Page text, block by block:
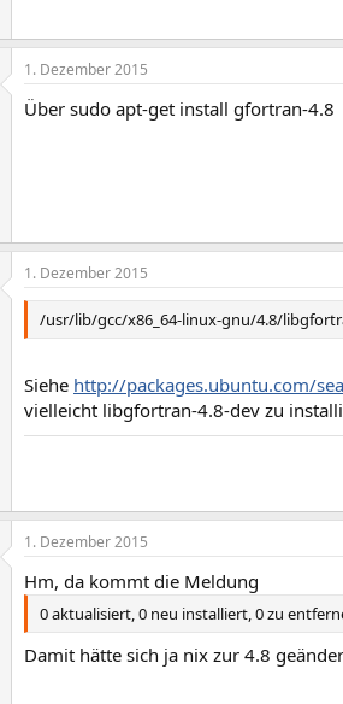
1. Dezember 2015
Über sudo apt-get install gfortran-4.8
1. Dezember 2015
/usr/lib/gcc/x86_64-linux-gnu/4.8/
Siehe http://packages.ubuntu.com/
vielleicht libgfortran-4.8-dev zu
1. Dezember 2015
Hm, da kommt die Meldung
0 aktualisiert, 0 neu installiert, 0 zu
Damit hätte sich ja nix zur 4.8